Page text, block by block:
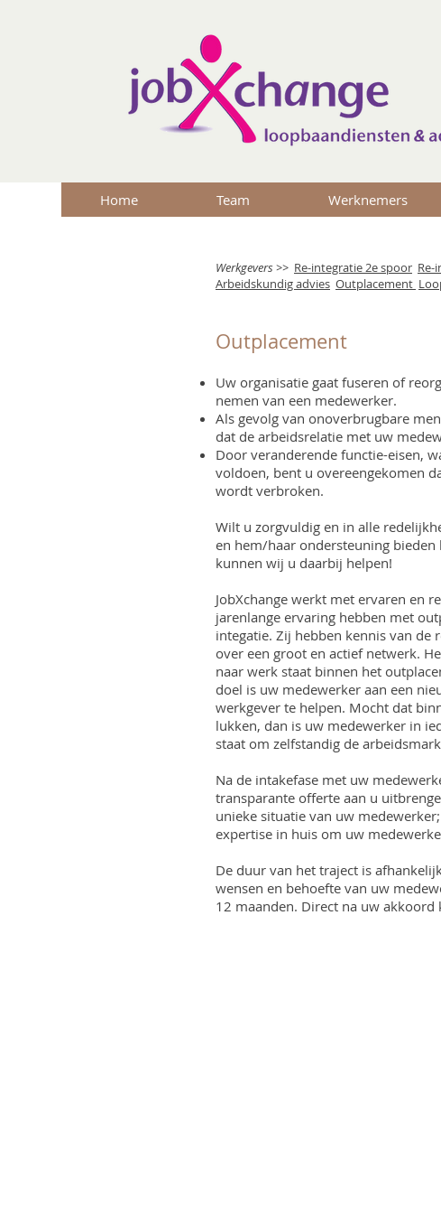
Home Team Werknemers
Werkgevers >> Re-integratie 2e spoor Re-
Arbeidskundig advies Outplacement
Outplacement
Uw organisatie gaat fuseren of
nemen van een medewerker.
Als gevolg van onoverbrugbare
dat de arbeidsrelatie met uw
Door veranderende functie-eisen,
voldoen, bent u overeengekomen
wordt verbroken.
Wilt u zorgvuldig en in alle
en hem/haar ondersteuning
kunnen wij u daarbij helpen!
JobXchange werkt met ervaren en
jarenlange ervaring hebben met
integatie. Zij hebben kennis van de
over een groot en actief netwerk.
naar werk staat binnen het
doel is uw medewerker aan een
werkgever te helpen. Mocht dat
lukken, dan is uw medewerker in
staat om zelfstandig de
Na de intakefase met uw
transparante offerte aan u
unieke situatie van uw
expertise in huis om uw
De duur van het traject is
wensen en behoefte van uw
12 maanden. Direct na uw akkoord